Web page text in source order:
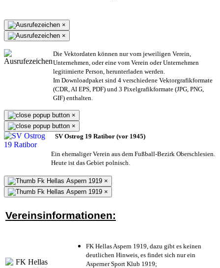
×
×
Die Vektordaten können nur vom jeweiligen Verein,
Unternehmen, oder eine vom Verein oder Unternehmen
legitimierte Person, herunterladen werden.
Im Downloadpaket sind 4 verschiedene Vektorgrafikformate
(CDR, AI EPS, PDF) und 3 Pixelgrafikformate (JPG, PNG,
GIF) enthalten.
×
×
SV Ostrog 19 Ratibor (vor 1945)
Ein ehemaliger Verein aus dem Fußball-Bezirk Oberschlesien.
Heute ist das Gebiet polnisch.
×
×
Vereinsinformationen:
FK Hellas Aspern 1919, dazu gibt es keinen
deutlichen Hinweis, es findet sich nur ein
Asperner Sport Klub 1919;